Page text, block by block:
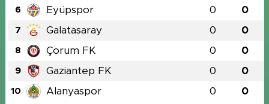
6 Eyüpspor 0 0
7 Galatasaray 0 0
8 Çorum FK 0 0
9 Gaziantep FK 0 0
10 Alanyaspor 0 0